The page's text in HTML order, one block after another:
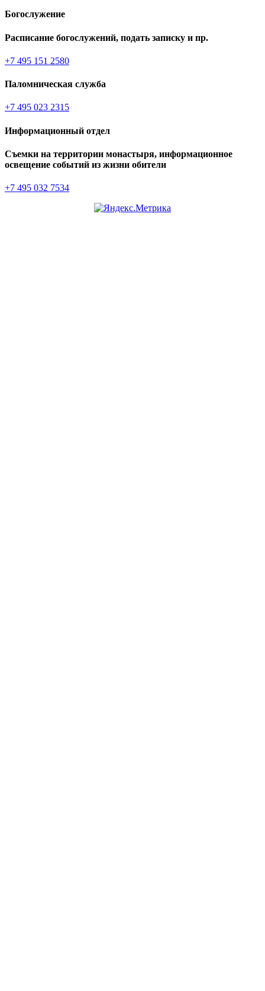
Богослужение
Расписание богослужений, подать записку и пр.
+7 495 151 2580
Паломническая служба
+7 495 023 2315
Информационный отдел
Съемки на территории монастыря, информационное
освещение событий из жизни обители
+7 495 032 7534